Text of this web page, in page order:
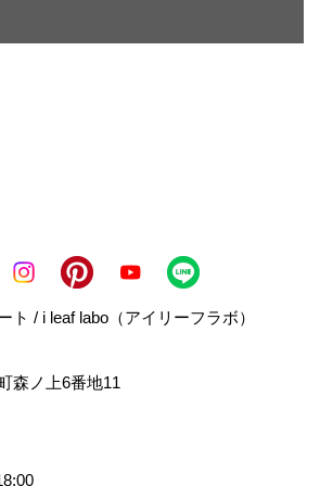
ト / i leaf labo（アイリーフラボ）
森ノ上6番地11